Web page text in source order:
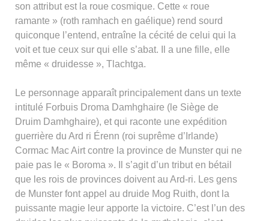
son attribut est la roue cosmique. Cette « roue
ramante » (roth ramhach en gaélique) rend sourd
quiconque l’entend, entraîne la cécité de celui qui la
voit et tue ceux sur qui elle s’abat. Il a une fille, elle
même « druidesse », Tlachtga.
Le personnage apparaît principalement dans un texte
intitulé Forbuis Droma Damhghaire (le Siège de
Druim Damhghaire), et qui raconte une expédition
guerrière du Ard ri Érenn (roi suprême d’Irlande)
Cormac Mac Airt contre la province de Munster qui ne
paie pas le « Boroma ». Il s’agit d’un tribut en bétail
que les rois de provinces doivent au Ard-ri. Les gens
de Munster font appel au druide Mog Ruith, dont la
puissante magie leur apporte la victoire. C’est l’un des